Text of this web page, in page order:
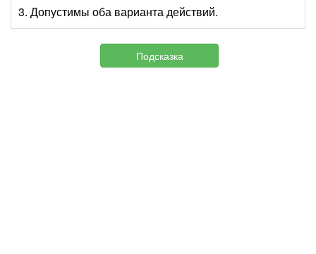
3. Допустимы оба варианта действий.
Подсказка